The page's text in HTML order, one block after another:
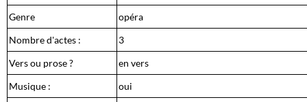
Genre
opéra
Nombre d'actes :
3
Vers ou prose ?
en vers
Musique :
oui